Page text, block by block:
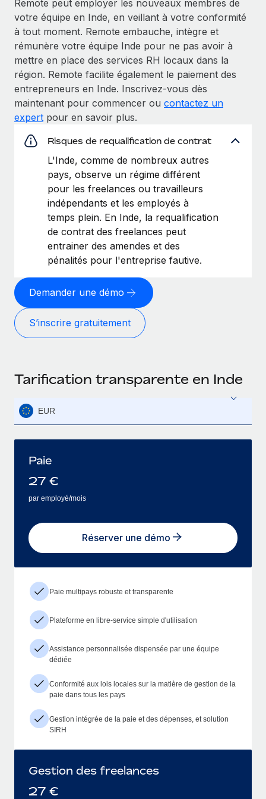
Remote peut employer les nouveaux membres de
votre équipe en Inde, en veillant à votre conformité
à tout moment. Remote embauche, intègre et
rémunère votre équipe Inde pour ne pas avoir à
mettre en place des services RH locaux dans la
région. Remote facilite également le paiement des
entrepreneurs en Inde. Inscrivez-vous dès
maintenant pour commencer ou contactez un
expert pour en savoir plus.
Risques de requalification de contrat
L'Inde, comme de nombreux autres
pays, observe un régime différent
pour les freelances ou travailleurs
indépendants et les employés à
temps plein. En Inde, la requalification
de contrat des freelances peut
entrainer des amendes et des
pénalités pour l'entreprise fautive.
Demander une démo
S’inscrire gratuitement
Tarification transparente en Inde
EUR
Paie
27 €
par employé/mois
Réserver une démo
Paie multipays robuste et transparente
Plateforme en libre-service simple d'utilisation
Assistance personnalisée dispensée par une équipe
dédiée
Conformité aux lois locales sur la matière de gestion de la
paie dans tous les pays
Gestion intégrée de la paie et des dépenses, et solution
SIRH
Gestion des freelances
27 €